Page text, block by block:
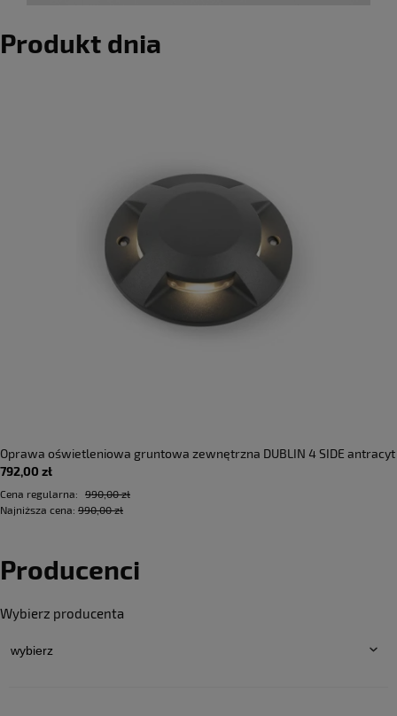
Produkt dnia
Oprawa oświetleniowa gruntowa zewnętrzna DUBLIN 4 SIDE antracyt
- LED COB 4x3W 3000K 205lm 100-240V IP67 4x36°- HOFF LIGHT
792,00 zł
Cena regularna:
990,00 zł
Najniższa cena: 990,00 zł
Producenci
Wybierz producenta